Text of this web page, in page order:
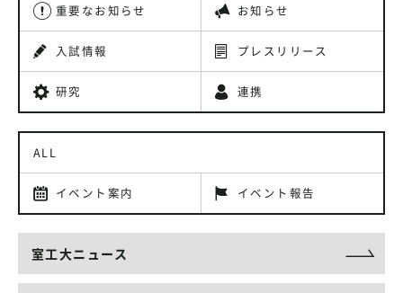
重要なお知らせ お知らせ
入試情報 プレスリリース
研究 連携
ALL
イベント案内 イベント報告
室工大ニュース